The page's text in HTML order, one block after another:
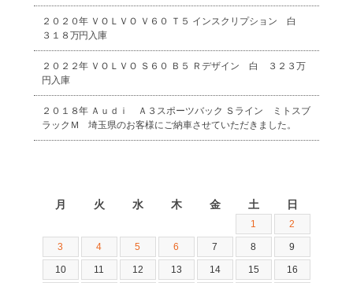
２０２０年 ＶＯＬＶＯ Ｖ６０ Ｔ５ インスクリプション 白
３１８万円入庫
２０２２年 ＶＯＬＶＯ Ｓ６０ Ｂ５ Ｒデザイン 白 ３２３万
円入庫
２０１８年 Ａｕｄｉ Ａ３スポーツバック Ｓライン ミトスブ
ラックＭ 埼玉県のお客様にご納車させていただきました。
月 火 水 木 金 土 日
1 2
3 4 5 6 7 8 9
10 11 12 13 14 15 16